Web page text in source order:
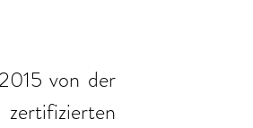
von der